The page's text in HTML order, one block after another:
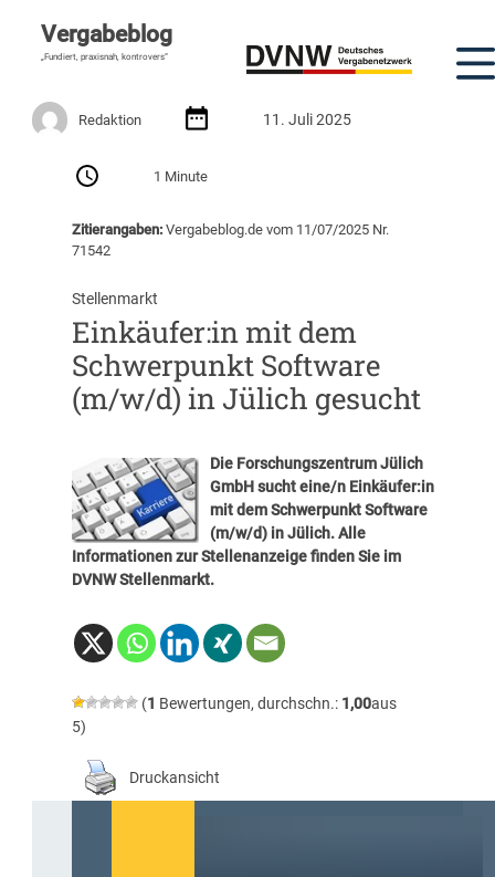
Vergabeblog
„Fundiert, praxisnah, kontrovers“
Redaktion 11. Juli 2025
1 Minute
Zitierangaben:Vergabeblog.de vom 11/07/2025 Nr.
71542
Stellenmarkt
Einkäufer:in mit dem
Schwerpunkt Software
(m/w/d) in Jülich gesucht
Die Forschungszentrum Jülich
GmbH sucht eine/n Einkäufer:in
mit dem Schwerpunkt Software
(m/w/d) in Jülich. Alle
Informationen zur Stellenanzeige finden Sie im
DVNW Stellenmarkt.
(1 Bewertungen, durchschn.: 1,00aus
5)
Druckansicht